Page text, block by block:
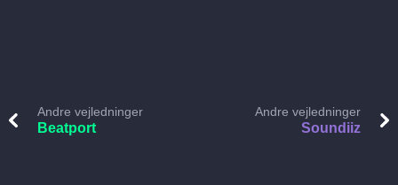
Andre vejledninger
Beatport
Andre vejledninger
Soundiiz